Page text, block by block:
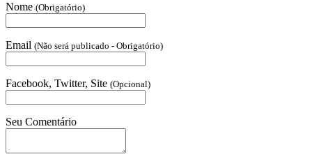
Nome (Obrigatório)
Email (Não será publicado - Obrigatório)
Facebook, Twitter, Site (Opcional)
Seu Comentário